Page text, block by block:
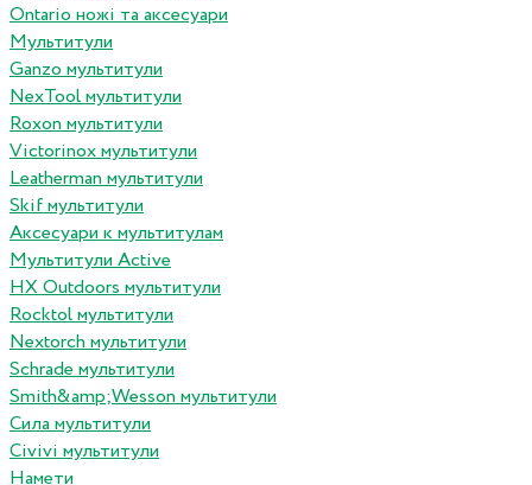
Ontario ножі та аксесуари
Мультитули
Ganzo мультитули
NexTool мультитули
Roxon мультитули
Victorinox мультитули
Leatherman мультитули
Skif мультитули
Аксесуари к мультитулам
Мультитули Active
HX Outdoors мультитули
Rocktol мультитули
Nextorch мультитули
Schrade мультитули
Smith&amp;Wesson мультитули
Сила мультитули
Civivi мультитули
Намети